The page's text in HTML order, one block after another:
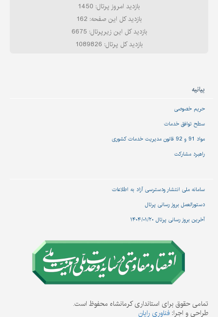
بازدید امروز پرتال: 1450
بازدید کل این صفحه: 162
بازدید کل این زیرپرتال: 6675
بازدید کل پرتال: 1089826
بیانیه
حریم خصوصی
سطح توافق خدمات
مواد 91 و 92 قانون مدیریت خدمات کشوری
راهبرد مشارکت
سامانه ملی انتشار و‌دسترسی آزاد به اطلاعات
دستورالعمل بروز رسانی پرتال
آخرین بروز رسانی پرتال ۱۴۰۴/۰۱/۲۰
تمامی حقوق برای استانداری کرمانشاه محفوظ است.
طراحی و اجرا: فناوری رایان